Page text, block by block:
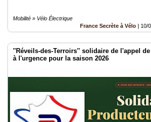
Mobilité » Vélo Électrique
France Secrète à Vélo | 10/
''Réveils-des-Terroirs'' solidaire de l'appel de
à l'urgence pour la saison 2026